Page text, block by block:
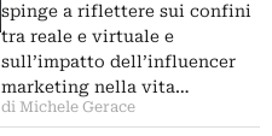
spinge a riflettere sui confini
tra reale e virtuale e
sull’impatto dell’influencer
marketing nella vita…
di Michele Gerace